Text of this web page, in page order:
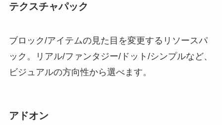
テクスチャパック
ブロック/アイテムの見た目を変更するリソースパ
ック。リアル/ファンタジー/ドット/シンプルなど、
ビジュアルの方向性から選べます。
アドオン